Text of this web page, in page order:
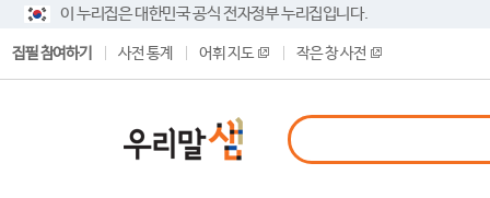
이 누리집은 대한민국 공식 전자정부 누리집입니다.
집필 참여하기 사전 통계 어휘 지도 작은 창 사전